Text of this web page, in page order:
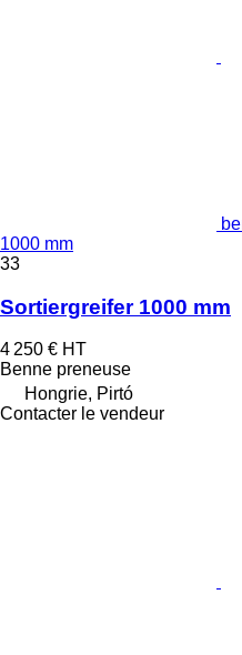
1000 mm
33
Sortiergreifer 1000 mm
4 250 € HT
Benne preneuse
Hongrie, Pirtó
Contacter le vendeur